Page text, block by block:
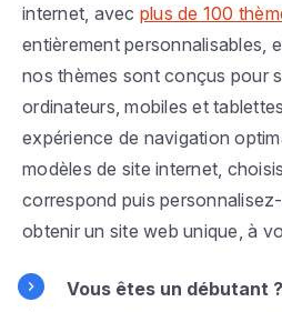
internet, avec plus de 100
entièrement personnalisables,
nos thèmes sont conçus pour
ordinateurs, mobiles et
expérience de navigation
modèles de site internet,
correspond puis
obtenir un site web unique, à
Vous êtes un débutant ?